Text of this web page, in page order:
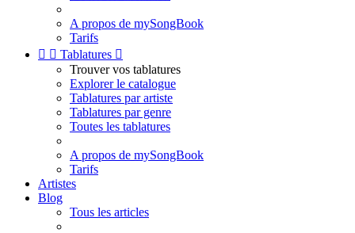
A propos de mySongBook
Tarifs
  Tablatures 
Trouver vos tablatures
Explorer le catalogue
Tablatures par artiste
Tablatures par genre
Toutes les tablatures
A propos de mySongBook
Tarifs
Artistes
Blog
Tous les articles